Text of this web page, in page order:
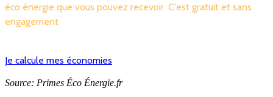
éco énergie que vous pouvez recevoir. C'est gratuit et sans
engagement
Je calcule mes économies
Source: Primes Éco Énergie.fr